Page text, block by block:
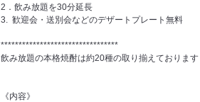
2．飲み放題を30分延長
3. 歓迎会・送別会などのデザートプレート無料
*********************************
飲み放題の本格焼酎は約20種の取り揃えておりま
《内容》